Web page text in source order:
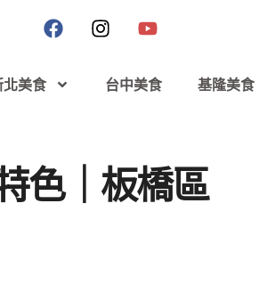
美食 台中美食 基隆美食
色｜板橋區